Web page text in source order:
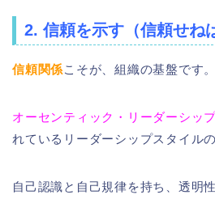
2. 信頼を示す（信頼せね
信頼関係こそが、組織の基盤です。
オーセンティック・リーダーシッ
れているリーダーシップスタイル
自己認識と自己規律を持ち、透明